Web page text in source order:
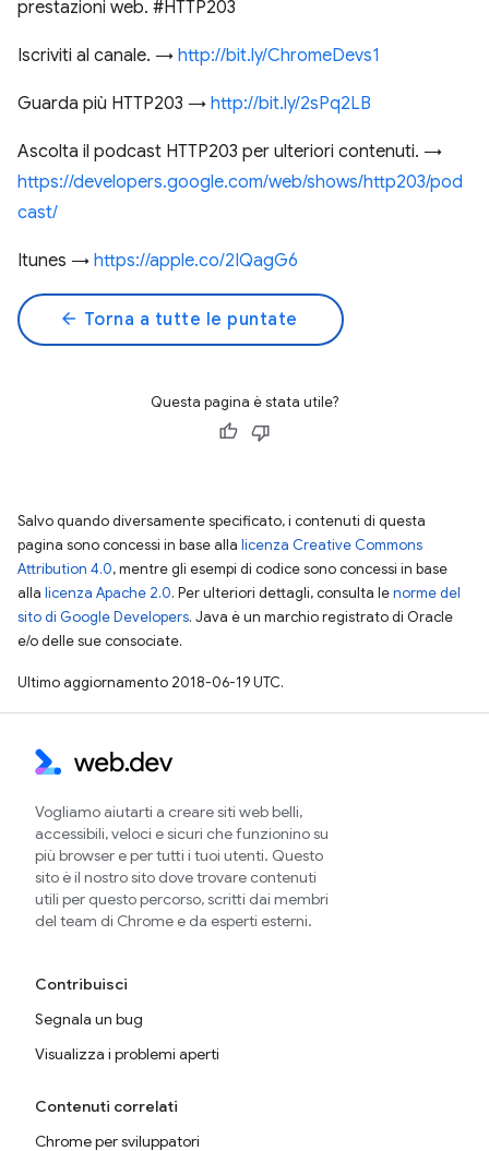
prestazioni web. #HTTP203
Iscriviti al canale. → http://bit.ly/ChromeDevs1
Guarda più HTTP203 → http://bit.ly/2sPq2LB
Ascolta il podcast HTTP203 per ulteriori contenuti. →
https://developers.google.com/web/shows/http203/pod
cast/
Itunes → https://apple.co/2IQagG6
arrow_back Torna a tutte le puntate
Questa pagina è stata utile?
Salvo quando diversamente specificato, i contenuti di questa
pagina sono concessi in base alla licenza Creative Commons
Attribution 4.0, mentre gli esempi di codice sono concessi in base
alla licenza Apache 2.0. Per ulteriori dettagli, consulta lenorme del
sito di Google Developers. Java è un marchio registrato di Oracle
e/o delle sue consociate.
Ultimo aggiornamento 2018-06-19 UTC.
Vogliamo aiutarti a creare siti web belli,
accessibili, veloci e sicuri che funzionino su
più browser e per tutti i tuoi utenti. Questo
sito è il nostro sito dove trovare contenuti
utili per questo percorso, scritti dai membri
del team di Chrome e da esperti esterni.
Contribuisci
Segnala un bug
Visualizza i problemi aperti
Contenuti correlati
Chrome per sviluppatori